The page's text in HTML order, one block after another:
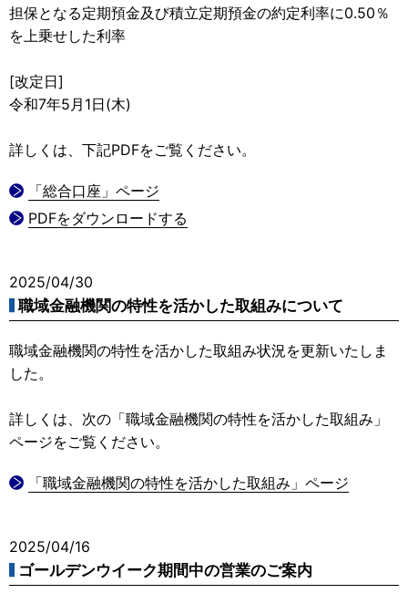
担保となる定期預金及び積立定期預金の約定利率に0.50％
を上乗せした利率
[改定日]
令和7年5月1日(木)
詳しくは、下記PDFをご覧ください。
「総合口座」ページ
PDFをダウンロードする
2025/04/30
職域金融機関の特性を活かした取組みについて
職域金融機関の特性を活かした取組み状況を更新いたしま
した。
詳しくは、次の「職域金融機関の特性を活かした取組み」
ページをご覧ください。
「職域金融機関の特性を活かした取組み」ページ
2025/04/16
ゴールデンウイーク期間中の営業のご案内